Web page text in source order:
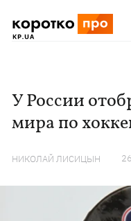
У России
мира по
НИКОЛАЙ ЛИСИЦЫН